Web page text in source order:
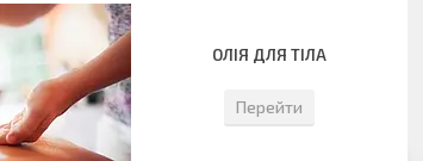
ОЛІЯ ДЛЯ ТІЛА
Перейти